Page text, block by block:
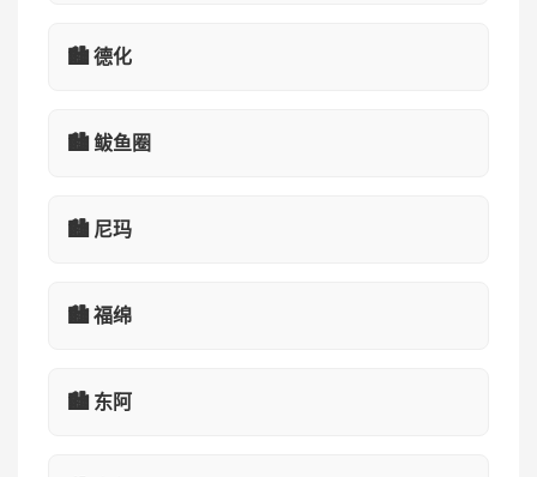
🏙️ 德化
🏙️ 鲅鱼圈
🏙️ 尼玛
🏙️ 福绵
🏙️ 东阿